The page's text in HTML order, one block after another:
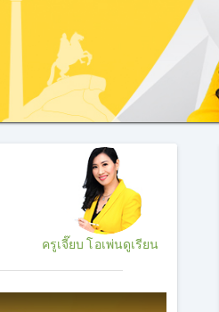
ครูเจี๊ยบ โอเพ่นดูเรียน